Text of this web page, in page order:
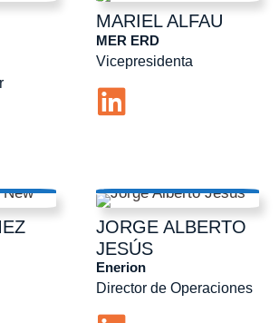
MARIELALFAU
Vicepresidenta
MER ERD
JORGE ALBERTO
JESÚS
Director de Operaciones
Enerion